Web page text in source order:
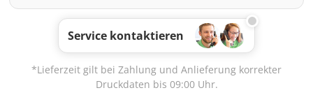
Service kontaktieren
*Lieferzeit gilt bei Zahlung und Anlieferung korrekter
Druckdaten bis 09:00 Uhr.